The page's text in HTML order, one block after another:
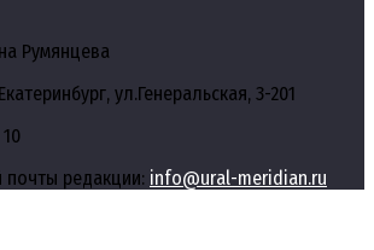
Румянцева
ул.Генеральская, 3-201
почты редакции: info@ural-meridian.ru